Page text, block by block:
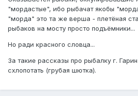
"мордастые", ибо рыбачат якобы
"морда" это та же верша - плетёная
рыбаков на мосту просто подъёмники...
Но ради красного словца...
За такие рассказы про рыбалку г.
схлопотать (грубая шютка).